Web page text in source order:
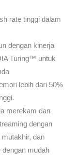
rate tinggi dalam
dengan kinerja
Turing™ untuk
lebih dari 50%
merekam dan
dengan
dan
dengan mudah